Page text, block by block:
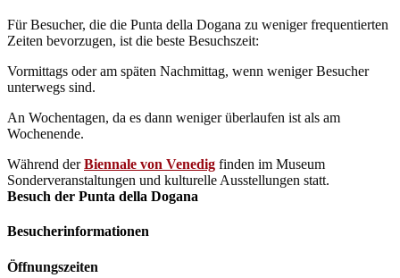
Für Besucher, die die Punta della Dogana zu weniger frequentierten
Zeiten bevorzugen, ist die beste Besuchszeit:
Vormittags oder am späten Nachmittag, wenn weniger Besucher
unterwegs sind.
An Wochentagen, da es dann weniger überlaufen ist als am
Wochenende.
Während derBiennale von Venedig finden im Museum
Sonderveranstaltungen und kulturelle Ausstellungen statt.
Besuch der Punta della Dogana
Besucherinformationen
Öffnungszeiten